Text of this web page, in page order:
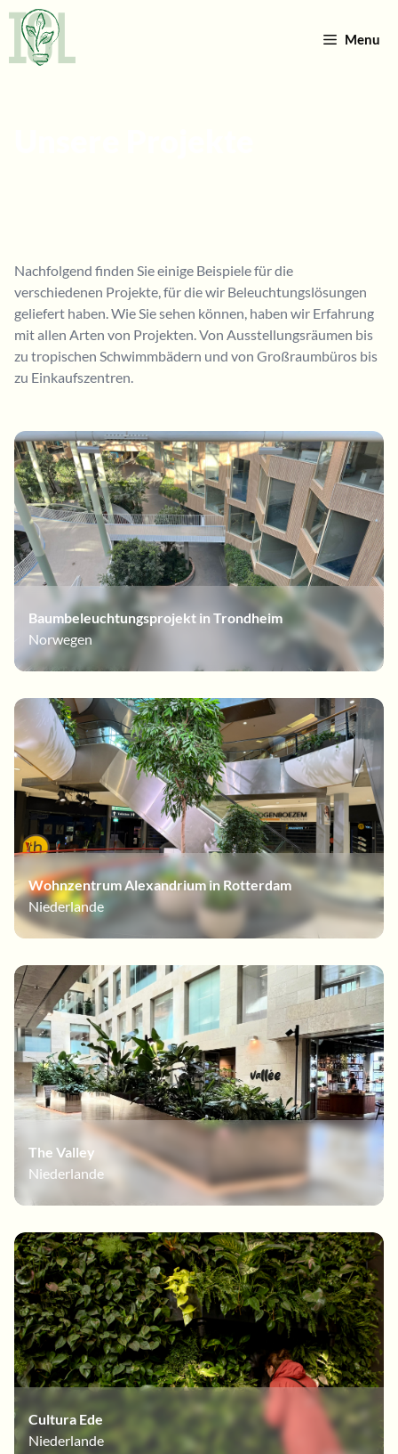
Zum
Inhalt
springen
Menu
Nachfolgend finden Sie einige Beispiele für die
verschiedenen Projekte, für die wir Beleuchtungslösungen
geliefert haben. Wie Sie sehen können, haben wir Erfahrung
mit allen Arten von Projekten. Von Ausstellungsräumen bis
zu tropischen Schwimmbädern und von Großraumbüros bis
zu Einkaufszentren.
Baumbeleuchtungsprojekt in Trondheim
Norwegen
Wohnzentrum Alexandrium in Rotterdam
Niederlande
The Valley
Niederlande
Cultura Ede
Niederlande